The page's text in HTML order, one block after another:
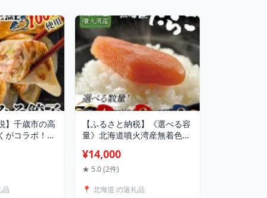
】千歳市の高
がコラボ！さ
鮭 味噌 惣
はんのお供
056
品
【ふるさと納税】《選べる容
量》北海道噴火湾産無着色た
《120g×4,120g×6,300g×2》
F6S-717var
¥14,000
★ 5.0 (2件)
📍 北海道 の返礼品